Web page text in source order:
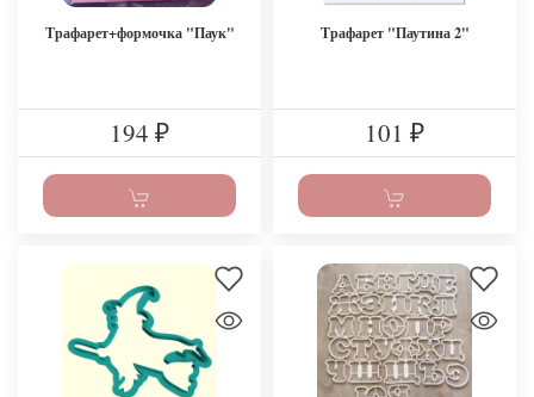
Трафарет+формочка "Паук"
194 ₽
Трафарет "Паутина 2"
101 ₽